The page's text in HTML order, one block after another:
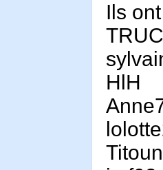
Ils
HlH